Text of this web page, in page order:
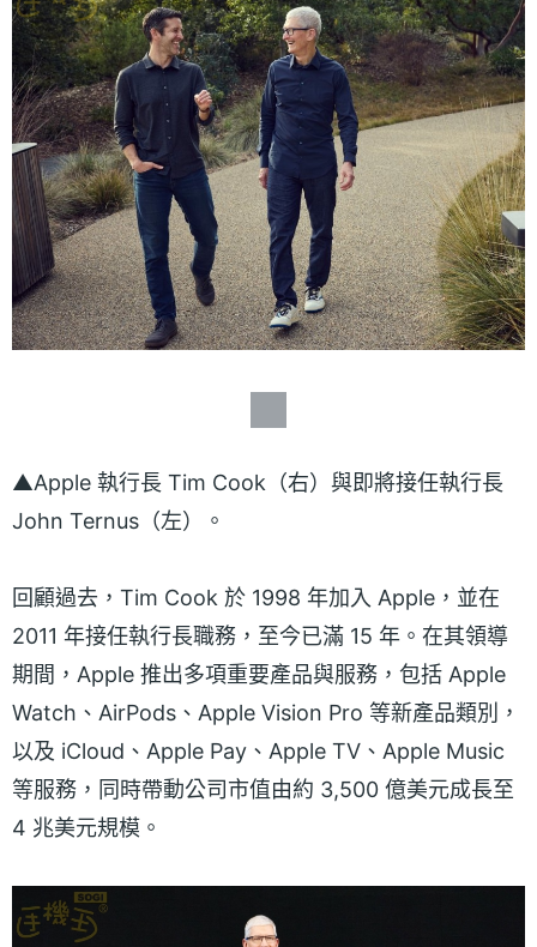
▲Apple 執行長 Tim Cook（右）與即將接任執行長
John Ternus（左）。
回顧過去，Tim Cook 於 1998 年加入 Apple，並在
2011 年接任執行長職務，至今已滿 15 年。在其領導
期間，Apple 推出多項重要產品與服務，包括 Apple
Watch、AirPods、Apple Vision Pro 等新產品類別，
以及 iCloud、Apple Pay、Apple TV、Apple Music
等服務，同時帶動公司市值由約 3,500 億美元成長至
4 兆美元規模。